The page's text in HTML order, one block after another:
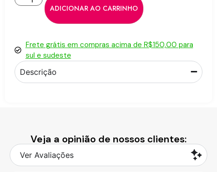
ADICIONAR AO CARRINHO
Frete grátis em compras acima de R$150,00 para
sul e sudeste
Descrição
Veja a opinião de nossos clientes:
Ver Avaliações